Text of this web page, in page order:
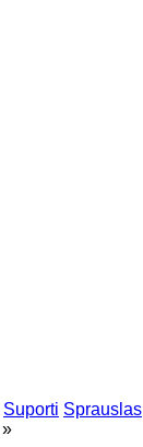
Suporti Sprauslas
»